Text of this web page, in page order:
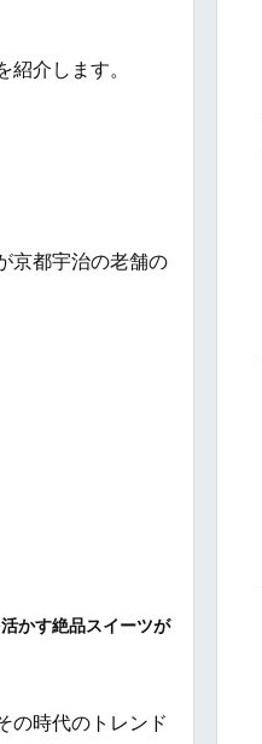
介します。
京都宇治の老舗の
かす絶品スイーツが
の時代のトレンド